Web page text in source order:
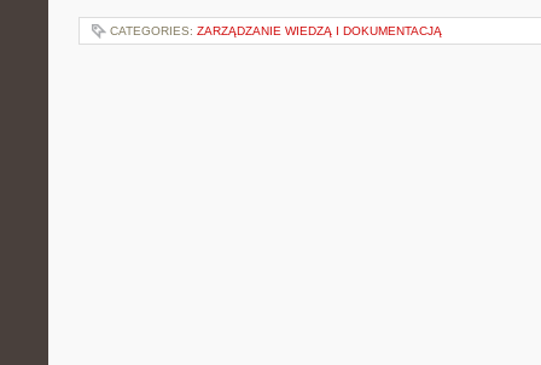
CATEGORIES: ZARZĄDZANIE WIEDZĄ I DOKUMENTACJĄ